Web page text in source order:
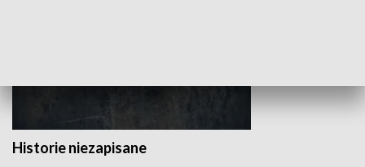
Historie niezapisane